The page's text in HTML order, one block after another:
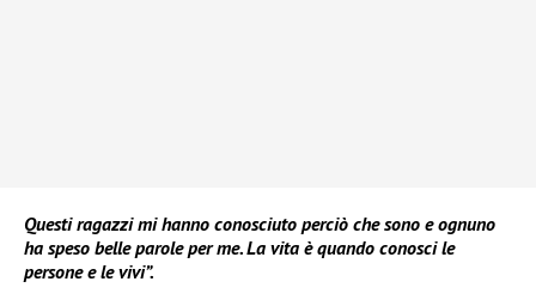
Questi ragazzi mi hanno conosciuto perciò che sono e ognuno
ha speso belle parole per me. La vita è quando conosci le
persone e le vivi”.